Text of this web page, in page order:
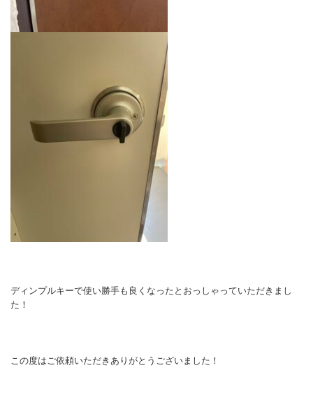
ディンプルキーで使い勝手も良くなったとおっしゃっていただきまし
た！
この度はご依頼いただきありがとうございました！